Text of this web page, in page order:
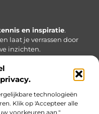
technologieën
Klik op 'Accepteer alle
voorkeuren aan."
en inspiratie.
laat je verrassen door
inzichten.